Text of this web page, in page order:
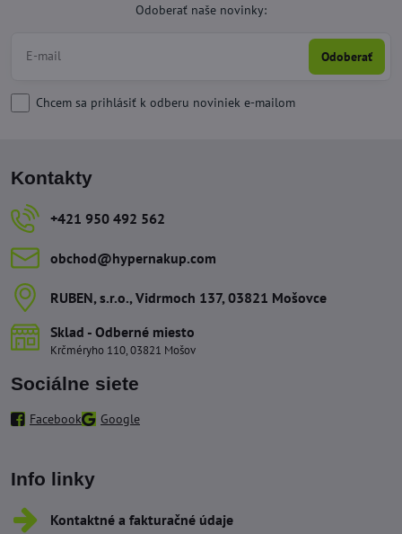
Odoberať naše novinky:
Odoberať
Chcem sa prihlásiť k odberu noviniek e-mailom
Kontakty
+421 950 492 562
obchod​@hypernakup​.com
RUBEN, s​.r​.o​., Vidrmoch 137, 03821 Mošovce
Sklad - Odberné miesto
Krčméryho 110, 03821 Mošov
Sociálne siete
Facebook Google
Info linky
Kontaktné a fakturačné údaje